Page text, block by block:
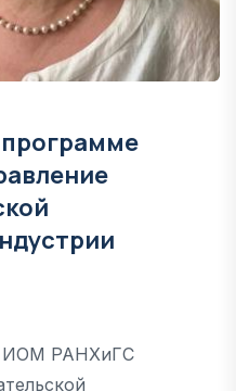
ИОМ РАНХиГС